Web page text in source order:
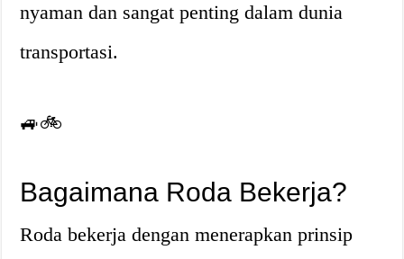
nyaman dan sangat penting dalam dunia
transportasi.
🚙🚲
Bagaimana Roda Bekerja?
Roda bekerja dengan menerapkan prinsip